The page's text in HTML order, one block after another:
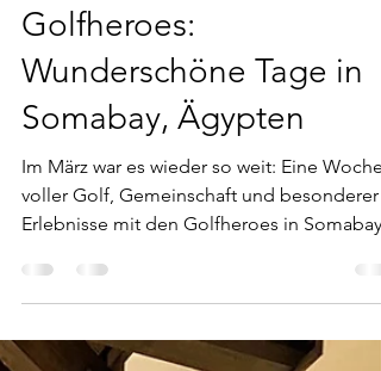
Jochen Ziffels
1. Feb.
1 Min. Lesezeit
Golfreise mit den
Golfheroes:
Wunderschöne Tage in
Somabay, Ägypten
Im März war es wieder so weit: Eine Woche
voller Golf, Gemeinschaft und besonderer
Ägypten. Schon bei der Ankunft wurde klar,